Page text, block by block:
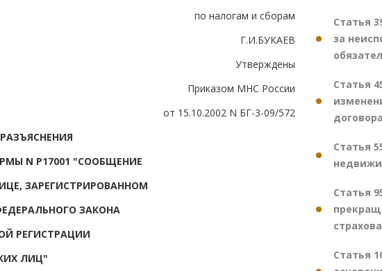
по налогам и сборам
Г.И.БУКАЕВ
Утверждены
Приказом МНС России
от 15.10.2002 N БГ-3-09/572
N Р17001 "СООБЩЕНИЕ
ЗАРЕГИСТРИРОВАННОМ
ЗАКОНА
РЕГИСТРАЦИИ
ЛИЦ"
Статья
за
Статья
договора
Статья
Статья
Статья